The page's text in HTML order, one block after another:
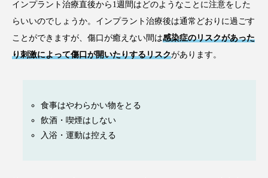
インプラント治療直後から1週間はどのようなことに注意をした
らいいのでしょうか。インプラント治療後は通常どおりに過ごす
ことができますが、傷口が癒えない間は感染症のリスクがあった
り刺激によって傷口が開いたりするリスクがあります。
食事はやわらかい物をとる
飲酒・喫煙はしない
入浴・運動は控える